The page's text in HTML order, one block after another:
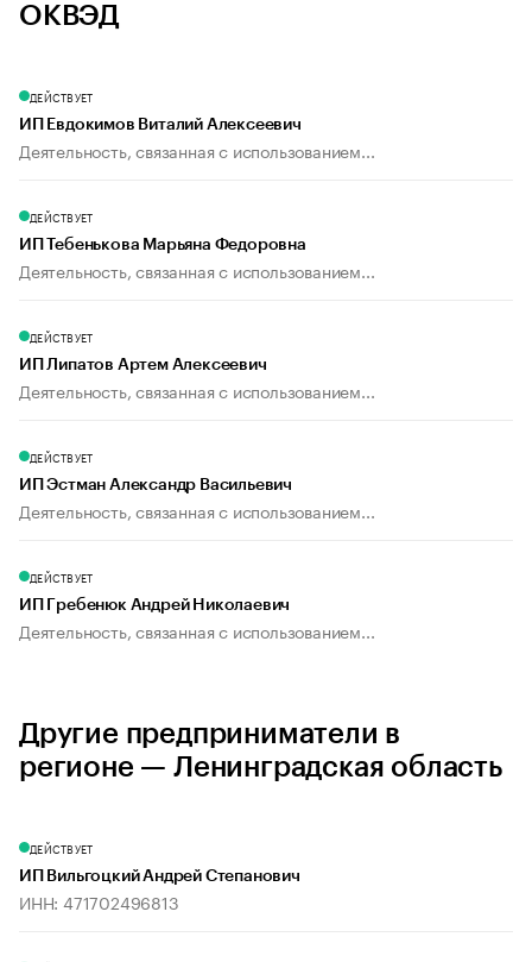
ОКВЭД
ДЕЙСТВУЕТ
ИП Евдокимов Виталий Алексеевич
Деятельность, связанная с использованием...
ДЕЙСТВУЕТ
ИП Тебенькова Марьяна Федоровна
Деятельность, связанная с использованием...
ДЕЙСТВУЕТ
ИП Липатов Артем Алексеевич
Деятельность, связанная с использованием...
ДЕЙСТВУЕТ
ИП Эстман Александр Васильевич
Деятельность, связанная с использованием...
ДЕЙСТВУЕТ
ИП Гребенюк Андрей Николаевич
Деятельность, связанная с использованием...
Другие предприниматели в
регионе — Ленинградская область
ДЕЙСТВУЕТ
ИП Вильгоцкий Андрей Степанович
ИНН: 471702496813